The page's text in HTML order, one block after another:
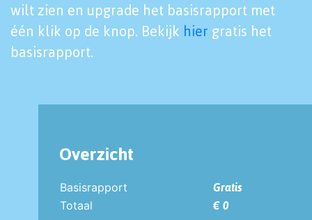
wilt zien en upgrade het basisrapport met
één klik op de knop. Bekijk hier gratis het
basisrapport.
Overzicht
Basisrapport
Gratis
Totaal
€ 0